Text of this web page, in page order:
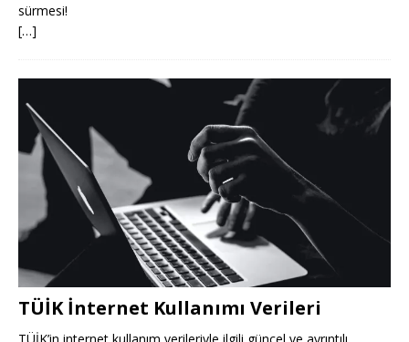
sürmesi!
[…]
TÜİK İnternet Kullanımı Verileri